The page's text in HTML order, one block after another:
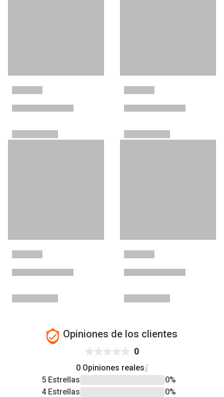
Opiniones de los clientes
0
0 Opiniones reales
5 Estrellas
0%
4 Estrellas
0%